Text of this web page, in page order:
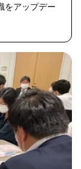
をアップデー